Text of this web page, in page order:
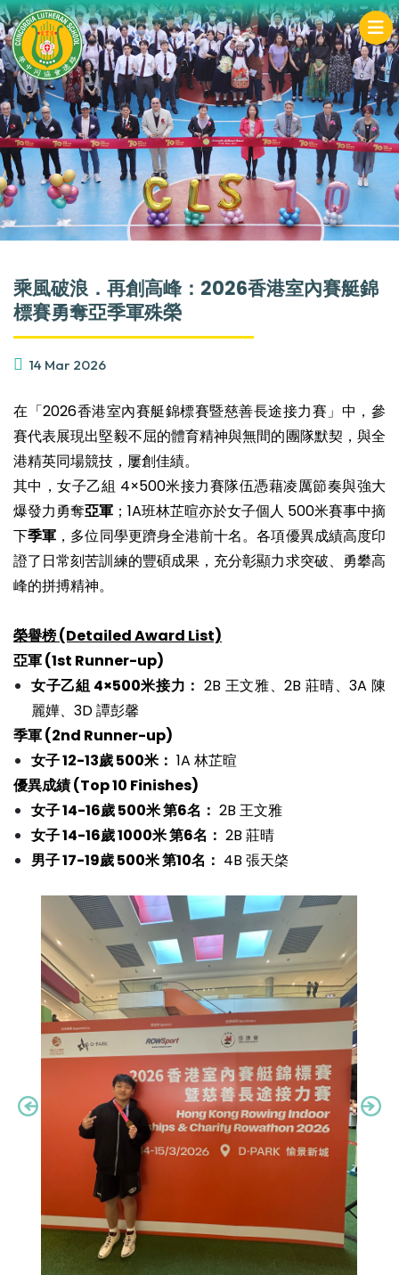
乘風破浪．再創高峰：2026香港室內賽艇錦
標賽勇奪亞季軍殊榮
14 Mar 2026
在「2026香港室內賽艇錦標賽暨慈善長途接力賽」中，參
賽代表展現出堅毅不屈的體育精神與無間的團隊默契，與全
港精英同場競技，屢創佳績。
其中，女子乙組 4×500米接力賽隊伍憑藉凌厲節奏與強大
爆發力勇奪亞軍 ；1A班林芷暄亦於女子個人 500米賽事中摘
下季軍 ，多位同學更躋身全港前十名。各項優異成績高度印
證了日常刻苦訓練的豐碩成果，充分彰顯力求突破、勇攀高
峰的拼搏精神。
榮譽榜 (Detailed Award List)
亞軍 (1st Runner-up)
女子乙組 4×500米接力： 2B 王文雅、2B 莊晴、3A 陳
麗嬅、3D 譚彭馨
季軍 (2nd Runner-up)
女子 12-13歲 500米： 1A 林芷暄
優異成績 (Top 10 Finishes)
女子 14-16歲 500米 第6名： 2B 王文雅
女子 14-16歲 1000米 第6名： 2B 莊晴
男子 17-19歲 500米 第10名： 4B 張天棨